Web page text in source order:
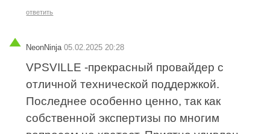
ответить
NeonNinja 05.02.2025 20:28
VPSVILLE -прекрасный провайдер с
отличной технической поддержкой.
Последнее особенно ценно, так как
собственной экспертизы по многим